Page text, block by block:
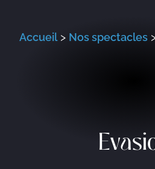
Accueil> Nos spectacles